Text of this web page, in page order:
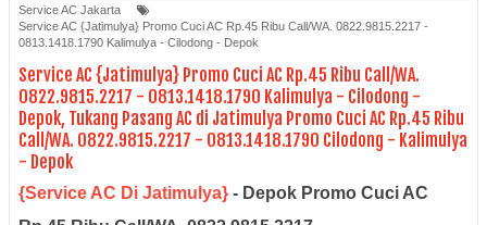
Service AC Jakarta
Service AC {Jatimulya} Promo Cuci AC Rp.45 Ribu Call/WA. 0822.9815.2217 -
0813.1418.1790 Kalimulya - Cilodong - Depok
Service AC {Jatimulya} Promo Cuci AC Rp.45 Ribu Call/WA.
0822.9815.2217 - 0813.1418.1790 Kalimulya - Cilodong -
Depok, Tukang Pasang AC di Jatimulya Promo Cuci AC Rp.45 Ribu
Call/WA. 0822.9815.2217 - 0813.1418.1790 Cilodong - Kalimulya
- Depok
{Service AC Di Jatimulya} - Depok Promo Cuci AC